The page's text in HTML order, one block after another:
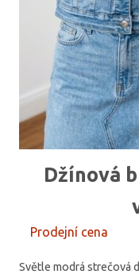
Džínová
Prodejní cena
Světle modrá strečová